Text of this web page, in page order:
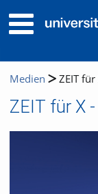
Medien ZEIT